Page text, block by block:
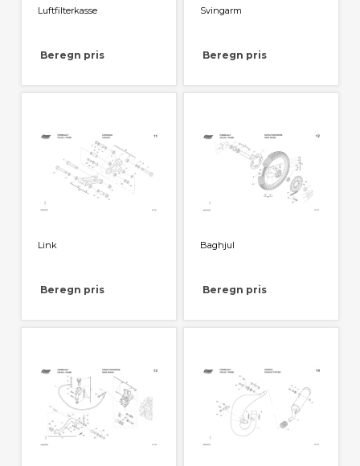
Luftfilterkasse
Beregn pris
Svingarm
Beregn pris
Link
Beregn pris
Baghjul
Beregn pris